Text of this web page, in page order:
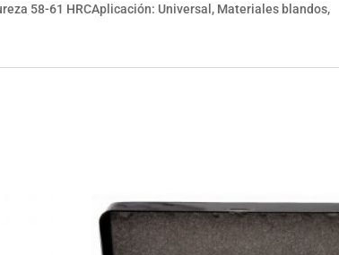
58-61 HRCAplicación: Universal, Materiales blandos,